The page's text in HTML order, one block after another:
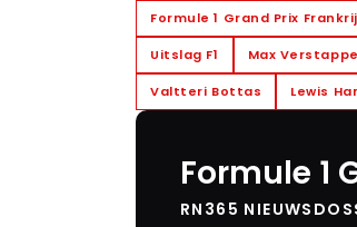
Formule 1 Grand Prix
Uitslag F1 Max
Valtteri Bottas Lewis
Formule 1
RN365